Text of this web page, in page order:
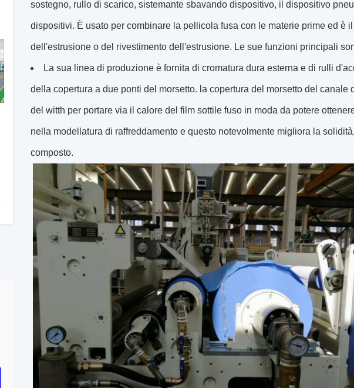
sostegno, rullo di scarico, sistemante sbavando dispositivo, il dispositivo
dispositivi. È usato per combinare la pellicola fusa con le materie prime ed è
dell'estrusione o del rivestimento dell'estrusione. Le sue funzioni principali
La sua linea di produzione è fornita di cromatura dura esterna e di rulli
della copertura a due ponti del morsetto. la copertura del morsetto del canale
del witth per portare via il calore del film sottile fuso in moda da potere
nella modellatura di raffreddamento e questo notevolmente migliora la
composto.